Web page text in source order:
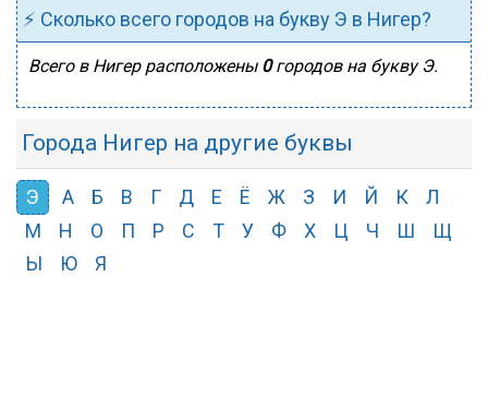
⚡ Сколько всего городов на букву Э в Нигер?
Всего в Нигер расположены 0городов на букву Э.
Города Нигер на другие буквы
Э А Б В Г Д Е Ё Ж З И Й К
Л
М
Н О П Р С Т У Ф Х Ц Ч Ш
Щ
Ы
Ю Я